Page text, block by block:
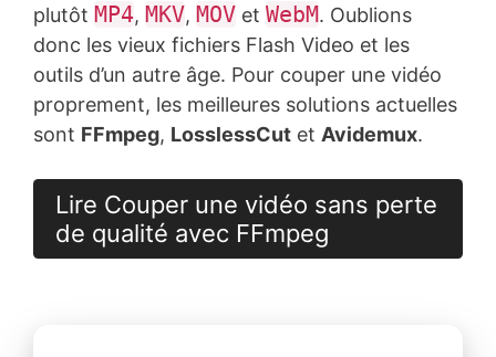
plutôt MP4, MKV, MOV et WebM. Oublions
donc les vieux fichiers Flash Video et les
outils d’un autre âge. Pour couper une vidéo
proprement, les meilleures solutions actuelles
sont FFmpeg, LosslessCut et Avidemux.
Lire Couper une vidéo sans perte
de qualité avec FFmpeg